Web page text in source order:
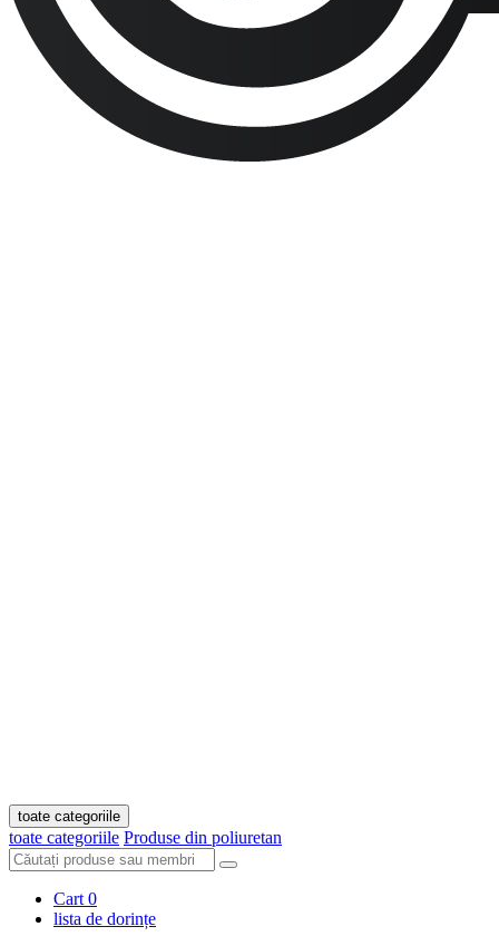
toate categoriile
toate categoriile Produse din poliuretan
Cart 0
lista de dorințe